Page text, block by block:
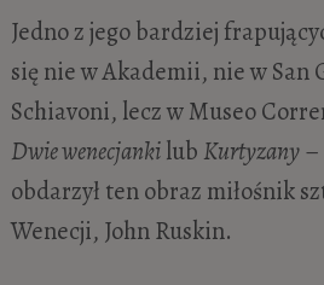
Jedno z jego bardziej
się nie w Akademii, nie w San
Schiavoni, lecz w Museo
Dwie wenecjankilub Kurtyzany–
obdarzył ten obraz miłośnik
Wenecji, John Ruskin.